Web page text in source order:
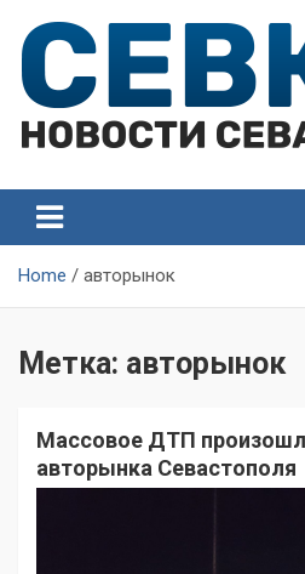
content
Севастополя
Севастополя
Home авторынок
Метка: авторынок
Массовое ДТП
авторынка Севастополя